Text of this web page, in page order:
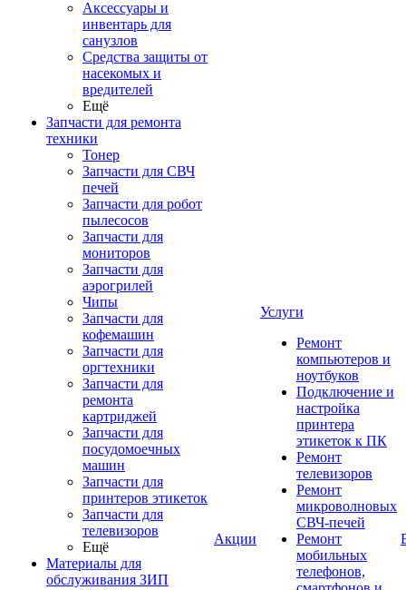
Аксессуары и
инвентарь для
санузлов
Средства защиты от
насекомых и
вредителей
Ещё
Запчасти для ремонта
техники
Тонер
Запчасти для СВЧ
печей
Запчасти для робот
пылесосов
Запчасти для
мониторов
Запчасти для
аэрогрилей
Чипы
Запчасти для
кофемашин
Запчасти для
оргтехники
Запчасти для
ремонта
картриджей
Запчасти для
посудомоечных
машин
Запчасти для
принтеров этикеток
Запчасти для
телевизоров
Ещё
Материалы для
обслуживания ЗИП
Акции
Услуги
Ремонт
компьютеров и
ноутбуков
Подключение и
настройка
принтера
этикеток к ПК
Ремонт
телевизоров
Ремонт
микроволновых
СВЧ-печей
Ремонт
мобильных
телефонов,